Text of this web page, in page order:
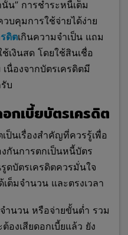
นั้น” การชำระหนี้เต็ม
บคุมการใช้จ่ายได้ง่าย
ดิตเกินความจำเป็น แถม
ช้เงินสด โดยใช้สินเชื่อ
นื่องจากบัตรเครดิตมี
บ
กเบี้ยบัตรเครดิต
ป็นเรื่องสำคัญที่ควรรู้เพื่อ
กันการตกเป็นหนี้บัตร
บัตรเครดิตควรมั่นใจ
ต็มจำนวน และตรงเวลา
ำนวน หรือจ่ายขั้นต่ำ รวม
องเสียดอกเบี้ยแล้ว ยัง